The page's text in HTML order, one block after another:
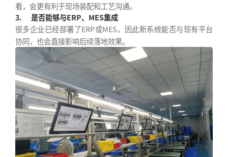
看，会更有利于现场装配和工艺沟通。
3. 是否能够与ERP、MES集成
很多企业已经部署了ERP或MES，因此新系统能否与现有平台
协同，也会直接影响后续落地效果。